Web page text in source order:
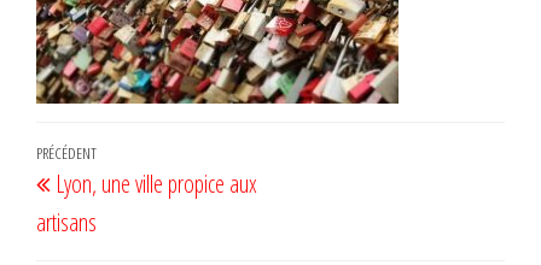
Navigation
de
l’article
Article
précédent
PRÉCÉDENT
Lyon, une ville propice aux
artisans